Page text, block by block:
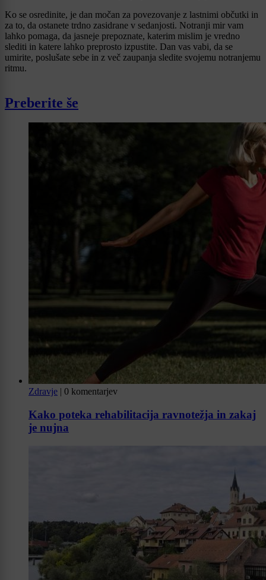
Ko se osredinite, je dan močan za povezovanje z lastnimi občutki in
za to, da ostanete trdno zasidrane v sedanjosti. Notranji mir vam
lahko pomaga, da jasneje prepoznate, katerim mislim je vredno
slediti in katere lahko preprosto izpustite. Dan vas vabi, da se
umirite, poslušate sebe in z več zaupanja sledite svojemu notranjemu
ritmu.
Preberite še
Zdravje | 0 komentarjev
Kako poteka rehabilitacija ravnotežja in zakaj
je nujna